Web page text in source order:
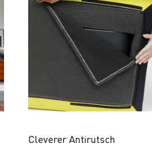
Cleverer Antirutsch